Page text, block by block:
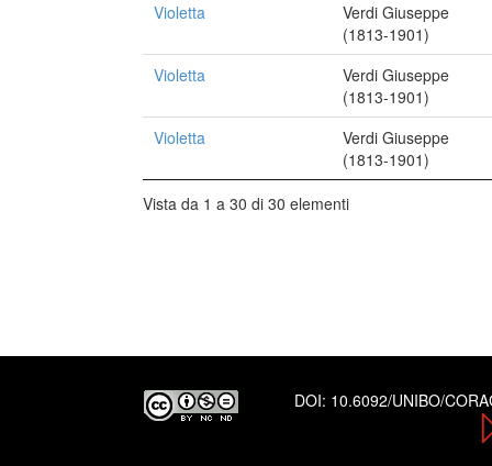
Violetta
Verdi Giuseppe
(1813-1901)
Violetta
Verdi Giuseppe
(1813-1901)
Violetta
Verdi Giuseppe
(1813-1901)
Vista da 1 a 30 di 30 elementi
DOI: 10.6092/UNIBO/